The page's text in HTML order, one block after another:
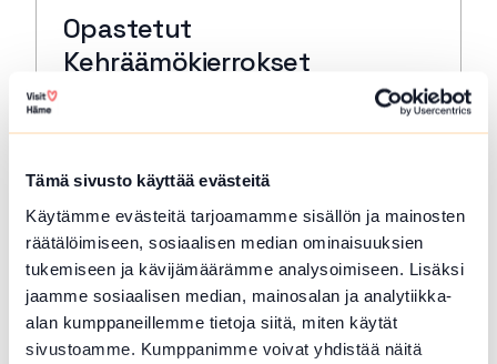
Tämä sivusto käyttää evästeitä
Käytämme evästeitä tarjoamamme sisällön ja mainosten
räätälöimiseen, sosiaalisen median ominaisuuksien
tukemiseen ja kävijämäärämme analysoimiseen. Lisäksi
jaamme sosiaalisen median, mainosalan ja analytiikka-
alan kumppaneillemme tietoja siitä, miten käytät
sivustoamme. Kumppanimme voivat yhdistää näitä
Opastetut
Kehräämökierrokset
Tutustu Forssan Kehräämöalueeseen, sen
tarinoihin museon oppaan johdolla.
Lue lisää tapahtumasta Opastetut